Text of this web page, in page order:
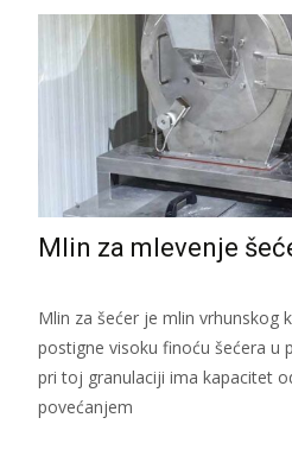
Mlin za mlevenje
Mlin za šećer je mlin vrhunskog
postigne visoku finoću šećera u
pri toj granulaciji ima kapacitet
povećanjem